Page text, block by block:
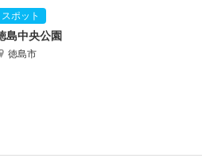
島中央公園
徳島市